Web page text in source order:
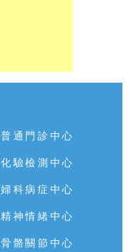
普通門診中心
化驗檢測中心
婦科病症中心
精神情緒中心
骨骼關節中心